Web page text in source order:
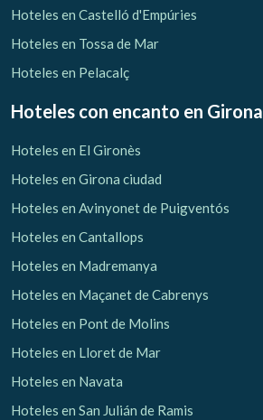
Hoteles en Castelló d'Empúries
Hoteles en Tossa de Mar
Hoteles en Pelacalç
Hoteles con encanto en Girona
Hoteles en El Gironès
Hoteles en Girona ciudad
Hoteles en Avinyonet de Puigventós
Hoteles en Cantallops
Hoteles en Madremanya
Hoteles en Maçanet de Cabrenys
Hoteles en Pont de Molins
Hoteles en Lloret de Mar
Hoteles en Navata
Hoteles en San Julián de Ramis